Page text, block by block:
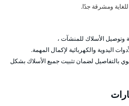
ومشرقة جدًا.
وتوصيل الأسلاك للمنشآت ،
اليدوية والكهربائية لإكمال المهمة.
بالتفاصيل لضمان تثبيت جميع الأسلاك بشكل